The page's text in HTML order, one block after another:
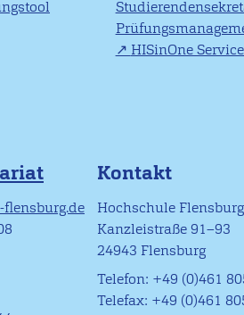
HISinOne
Kontakt
Hochschule Flensburg
Kanzleistraße 91–93
24943 Flensburg
Telefon: +49 (0)461
Telefax: +49 (0)461